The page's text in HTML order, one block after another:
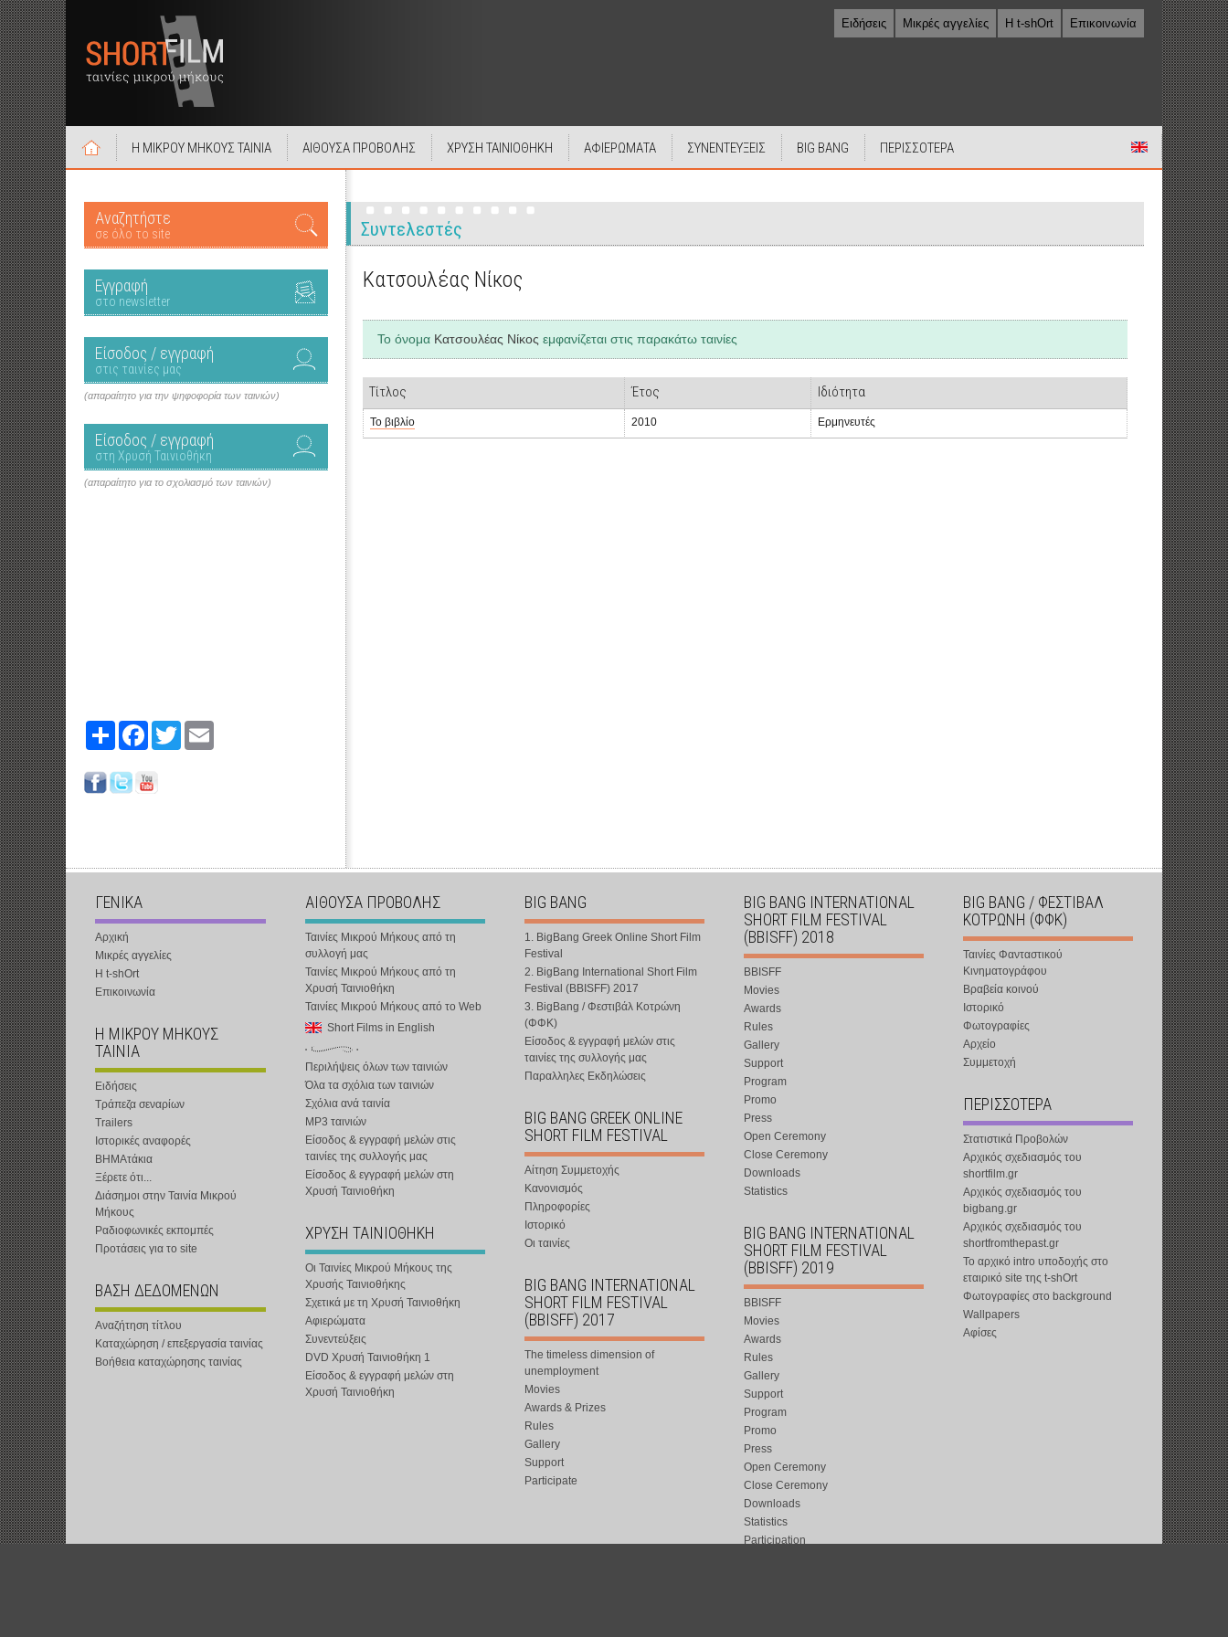
Ειδήσεις Μικρές αγγελίες Η t-shOrt Επικοινωνία
Η ΜΙΚΡΟΥ ΜΗΚΟΥΣ ΤΑΙΝΙΑ ΑΙΘΟΥΣΑ ΠΡΟΒΟΛΗΣ ΧΡΥΣΗ ΤΑΙΝΙΟΘΗΚΗ ΑΦΙΕΡΩΜΑΤΑ ΣΥΝΕΝΤΕΥΞΕΙΣ BIG BANG ΠΕΡΙΣΣΟΤΕΡΑ
Αναζητήστε
σε όλο το site
Εγγραφή
στο newsletter
Είσοδος / εγγραφή
στις ταινίες μας
(απαραίτητο για την ψηφοφορία των ταινιών)
Είσοδος / εγγραφή
στη Χρυσή Ταινιοθήκη
(απαραίτητο για το σχολιασμό των ταινιών)
Share FacebookTwitter
Συντελεστές
Κατσουλέας Νίκος
Το όνομα Κατσουλέας Νίκος εμφανίζεται στις παρακάτω ταινίες
Τίτλος Έτος Ιδιότητα
Το βιβλίο 2010 Ερμηνευτές
ΓΕΝΙΚΑ
Αρχική
Μικρές αγγελίες
Η t-shOrt
Επικοινωνία
Η ΜΙΚΡΟΥ ΜΗΚΟΥΣ
ΤΑΙΝΙΑ
Ειδήσεις
Τράπεζα σεναρίων
Trailers
Ιστορικές αναφορές
ΒΗΜΑτάκια
Ξέρετε ότι...
Διάσημοι στην Ταινία Μικρού
Μήκους
Ραδιοφωνικές εκπομπές
Προτάσεις για το site
ΒΑΣΗ ΔΕΔΟΜΕΝΩΝ
Αναζήτηση τίτλου
Καταχώρηση / επεξεργασία ταινίας
Βοήθεια καταχώρησης ταινίας
ΑΙΘΟΥΣΑ ΠΡΟΒΟΛΗΣ
Ταινίες Μικρού Μήκους από τη
συλλογή μας
Ταινίες Μικρού Μήκους από τη
Χρυσή Ταινιοθήκη
Ταινίες Μικρού Μήκους από το Web
Short Films in English
Περιλήψεις όλων των ταινιών
Όλα τα σχόλια των ταινιών
Σχόλια ανά ταινία
MP3 ταινιών
Είσοδος & εγγραφή μελών στις
ταινίες της συλλογής μας
Είσοδος & εγγραφή μελών στη
Χρυσή Ταινιοθήκη
ΧΡΥΣΗ ΤΑΙΝΙΟΘΗΚΗ
Οι Ταινίες Μικρού Μήκους της
Χρυσής Ταινιοθήκης
Σχετικά με τη Χρυσή Ταινιοθήκη
Αφιερώματα
Συνεντεύξεις
DVD Χρυσή Ταινιοθήκη 1
Είσοδος & εγγραφή μελών στη
Χρυσή Ταινιοθήκη
BIG BANG
1. BigBang Greek Online Short Film
Festival
2. BigBang International Short Film
Festival (BBISFF) 2017
3. BigBang / Φεστιβάλ Κοτρώνη
(ΦΦΚ)
Είσοδος & εγγραφή μελών στις
ταινίες της συλλογής μας
Παραλληλες Εκδηλώσεις
BIG BANG GREEK ONLINE
SHORT FILM FESTIVAL
Αίτηση Συμμετοχής
Κανονισμός
Πληροφορίες
Ιστορικό
Οι ταινίες
BIG BANG INTERNATIONAL
SHORT FILM FESTIVAL
(BBISFF) 2017
The timeless dimension of
unemployment
Movies
Awards & Prizes
Rules
Gallery
Support
Participate
BIG BANG INTERNATIONAL
SHORT FILM FESTIVAL
(BBISFF) 2018
BBISFF
Movies
Awards
Rules
Gallery
Support
Program
Promo
Press
Open Ceremony
Close Ceremony
Downloads
Statistics
BIG BANG INTERNATIONAL
SHORT FILM FESTIVAL
(BBISFF) 2019
BBISFF
Movies
Awards
Rules
Gallery
Support
Program
Promo
Press
Open Ceremony
Close Ceremony
Downloads
Statistics
Participation
BIG BANG / ΦΕΣΤΙΒΑΛ
ΚΟΤΡΩΝΗ (ΦΦΚ)
Ταινίες Φανταστικού
Κινηματογράφου
Βραβεία κοινού
Ιστορικό
Φωτογραφίες
Αρχείο
Συμμετοχή
ΠΕΡΙΣΣΟΤΕΡΑ
Στατιστικά Προβολών
Αρχικός σχεδιασμός του
shortfilm.gr
Αρχικός σχεδιασμός του
bigbang.gr
Αρχικός σχεδιασμός του
shortfromthepast.gr
Το αρχικό intro υποδοχής στο
εταιρικό site της t-shOrt
Φωτογραφίες στο background
Wallpapers
Αφίσες